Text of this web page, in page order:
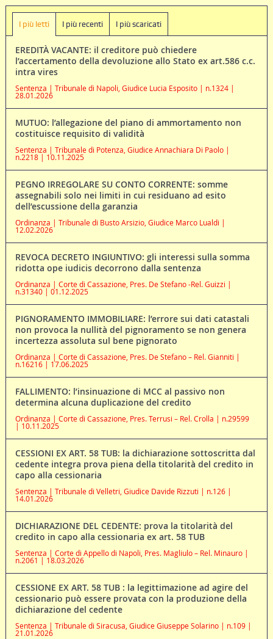
I più letti I più recenti I più scaricati
EREDITÀ VACANTE: il creditore può chiedere
l’accertamento della devoluzione allo Stato ex art.586 c.c.
intra vires
Sentenza | Tribunale di Napoli, Giudice Lucia Esposito | n.1324 |
28.01.2026
MUTUO: l’allegazione del piano di ammortamento non
costituisce requisito di validità
Sentenza | Tribunale di Potenza, Giudice Annachiara Di Paolo |
n.2218 | 10.11.2025
PEGNO IRREGOLARE SU CONTO CORRENTE: somme
assegnabili solo nei limiti in cui residuano ad esito
dell’escussione della garanzia
Ordinanza | Tribunale di Busto Arsizio, Giudice Marco Lualdi |
12.02.2026
REVOCA DECRETO INGIUNTIVO: gli interessi sulla somma
ridotta ope iudicis decorrono dalla sentenza
Ordinanza | Corte di Cassazione, Pres. De Stefano -Rel. Guizzi |
n.31340 | 01.12.2025
PIGNORAMENTO IMMOBILIARE: l’errore sui dati catastali
non provoca la nullità del pignoramento se non genera
incertezza assoluta sul bene pignorato
Ordinanza | Corte di Cassazione, Pres. De Stefano – Rel. Gianniti |
n.16216 | 17.06.2025
FALLIMENTO: l’insinuazione di MCC al passivo non
determina alcuna duplicazione del credito
Ordinanza | Corte di Cassazione, Pres. Terrusi – Rel. Crolla | n.29599
| 10.11.2025
CESSIONI EX ART. 58 TUB: la dichiarazione sottoscritta dal
cedente integra prova piena della titolarità del credito in
capo alla cessionaria
Sentenza | Tribunale di Velletri, Giudice Davide Rizzuti | n.126 |
14.01.2026
DICHIARAZIONE DEL CEDENTE: prova la titolarità del
credito in capo alla cessionaria ex art. 58 TUB
Sentenza | Corte di Appello di Napoli, Pres. Magliulo – Rel. Minauro |
n.2061 | 18.03.2026
CESSIONE EX ART. 58 TUB : la legittimazione ad agire del
cessionario può essere provata con la produzione della
dichiarazione del cedente
Sentenza | Tribunale di Siracusa, Giudice Giuseppe Solarino | n.109 |
21.01.2026